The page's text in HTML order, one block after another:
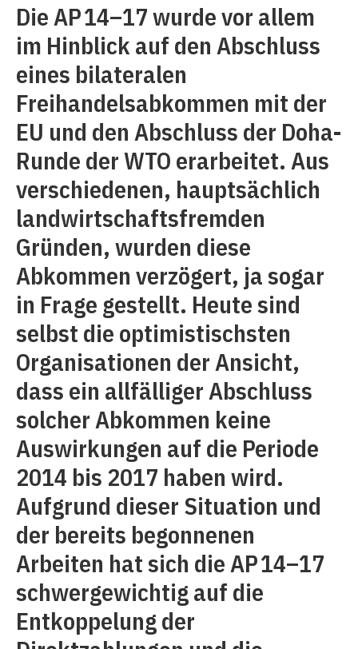
Die AP 14–17 wurde vor allem
im Hinblick auf den Abschluss
eines bilateralen
Freihandelsabkommen mit der
EU und den Abschluss der Doha-
Runde der WTO erarbeitet. Aus
verschiedenen, hauptsächlich
landwirtschaftsfremden
Gründen, wurden diese
Abkommen verzögert, ja sogar
in Frage gestellt. Heute sind
selbst die optimistischsten
Organisationen der Ansicht,
dass ein allfälliger Abschluss
solcher Abkommen keine
Auswirkungen auf die Periode
2014 bis 2017 haben wird.
Aufgrund dieser Situation und
der bereits begonnenen
Arbeiten hat sich die AP 14–17
schwergewichtig auf die
Entkoppelung der